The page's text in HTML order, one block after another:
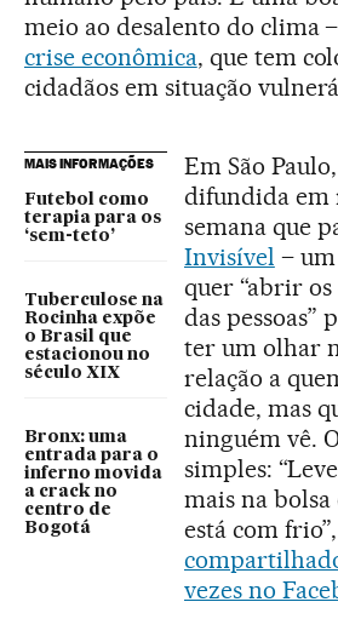
meio ao desalento do clima
crise econômica, que tem
cidadãos em situação
MAIS INFORMAÇÕES
Futebol como
terapia para os
‘sem-teto’
Tuberculose na
Rocinha expõe
o Brasil que
estacionou no
século XIX
Bronx: uma
entrada para o
inferno movida
a crack no
centro de
Bogotá
Em São
difundida em
semana que
Invisível –
quer “abrir
das pessoas”
ter um olhar
relação a
cidade, mas
ninguém vê.
simples:
mais na bolsa
está com
vezes no